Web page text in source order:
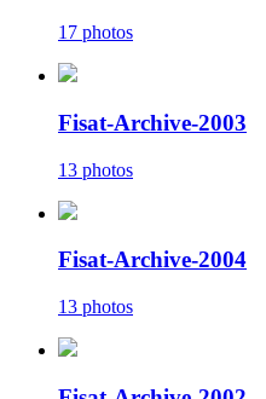
17 photos
Fisat-Archive-2003
13 photos
Fisat-Archive-2004
13 photos